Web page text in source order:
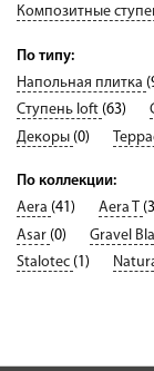
Композитные
По типу:
Напольная плитка
Ступень loft (63)
Декоры (0)
По коллекции:
Aera (41) Aera T
Asar (0) Gravel
Stalotec (1)